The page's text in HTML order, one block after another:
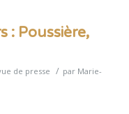
: Poussière,
de presse / par Marie-